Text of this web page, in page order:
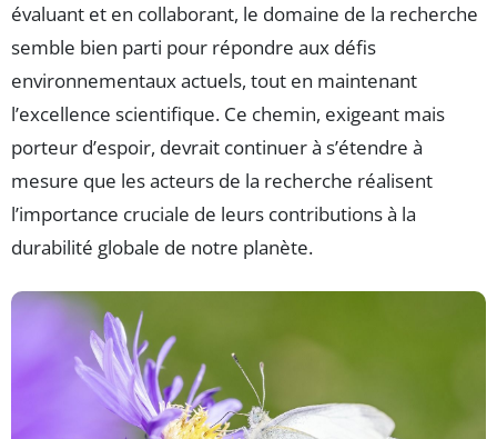
évaluant et en collaborant, le domaine de la recherche
semble bien parti pour répondre aux défis
environnementaux actuels, tout en maintenant
l’excellence scientifique. Ce chemin, exigeant mais
porteur d’espoir, devrait continuer à s’étendre à
mesure que les acteurs de la recherche réalisent
l’importance cruciale de leurs contributions à la
durabilité globale de notre planète.